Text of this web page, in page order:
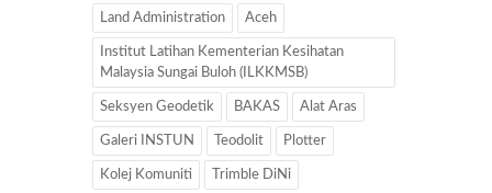
Land Administration Aceh
Institut Latihan Kementerian Kesihatan
Malaysia Sungai Buloh (ILKKMSB)
Seksyen Geodetik BAKAS Alat Aras
Galeri INSTUN Teodolit Plotter
Kolej Komuniti Trimble DiNi